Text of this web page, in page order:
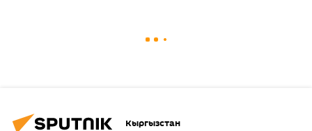
Кыргызстан